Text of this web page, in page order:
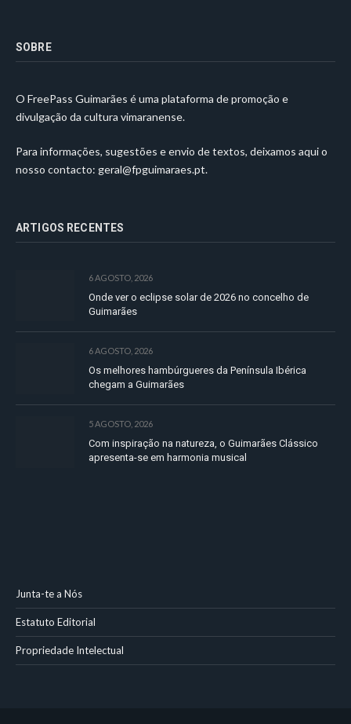
SOBRE
O FreePass Guimarães é uma plataforma de promoção e
divulgação da cultura vimaranense.
Para informações, sugestões e envio de textos, deixamos aqui o
nosso contacto: geral@fpguimaraes.pt.
ARTIGOS RECENTES
6 AGOSTO, 2026
Onde ver o eclipse solar de 2026 no concelho de
Guimarães
6 AGOSTO, 2026
Os melhores hambúrgueres da Península Ibérica
chegam a Guimarães
5 AGOSTO, 2026
Com inspiração na natureza, o Guimarães Clássico
apresenta-se em harmonia musical
Junta-te a Nós
Estatuto Editorial
Propriedade Intelectual